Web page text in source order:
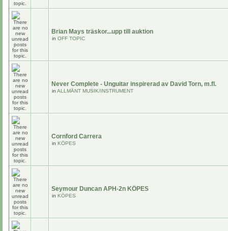
Brian Mays träskor...upp till auktion
in OFF TOPIC
Never Complete - Unguitar inspirerad av David Torn, m.fl.
in ALLMÄNT MUSIK/INSTRUMENT
Cornford Carrera
in KÖPES
Seymour Duncan APH-2n KÖPES
in KÖPES